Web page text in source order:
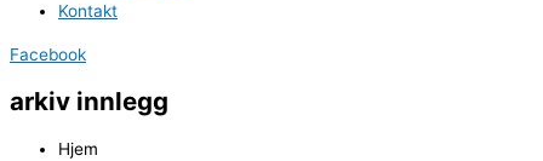
Kontakt
Facebook
arkiv innlegg
Hjem